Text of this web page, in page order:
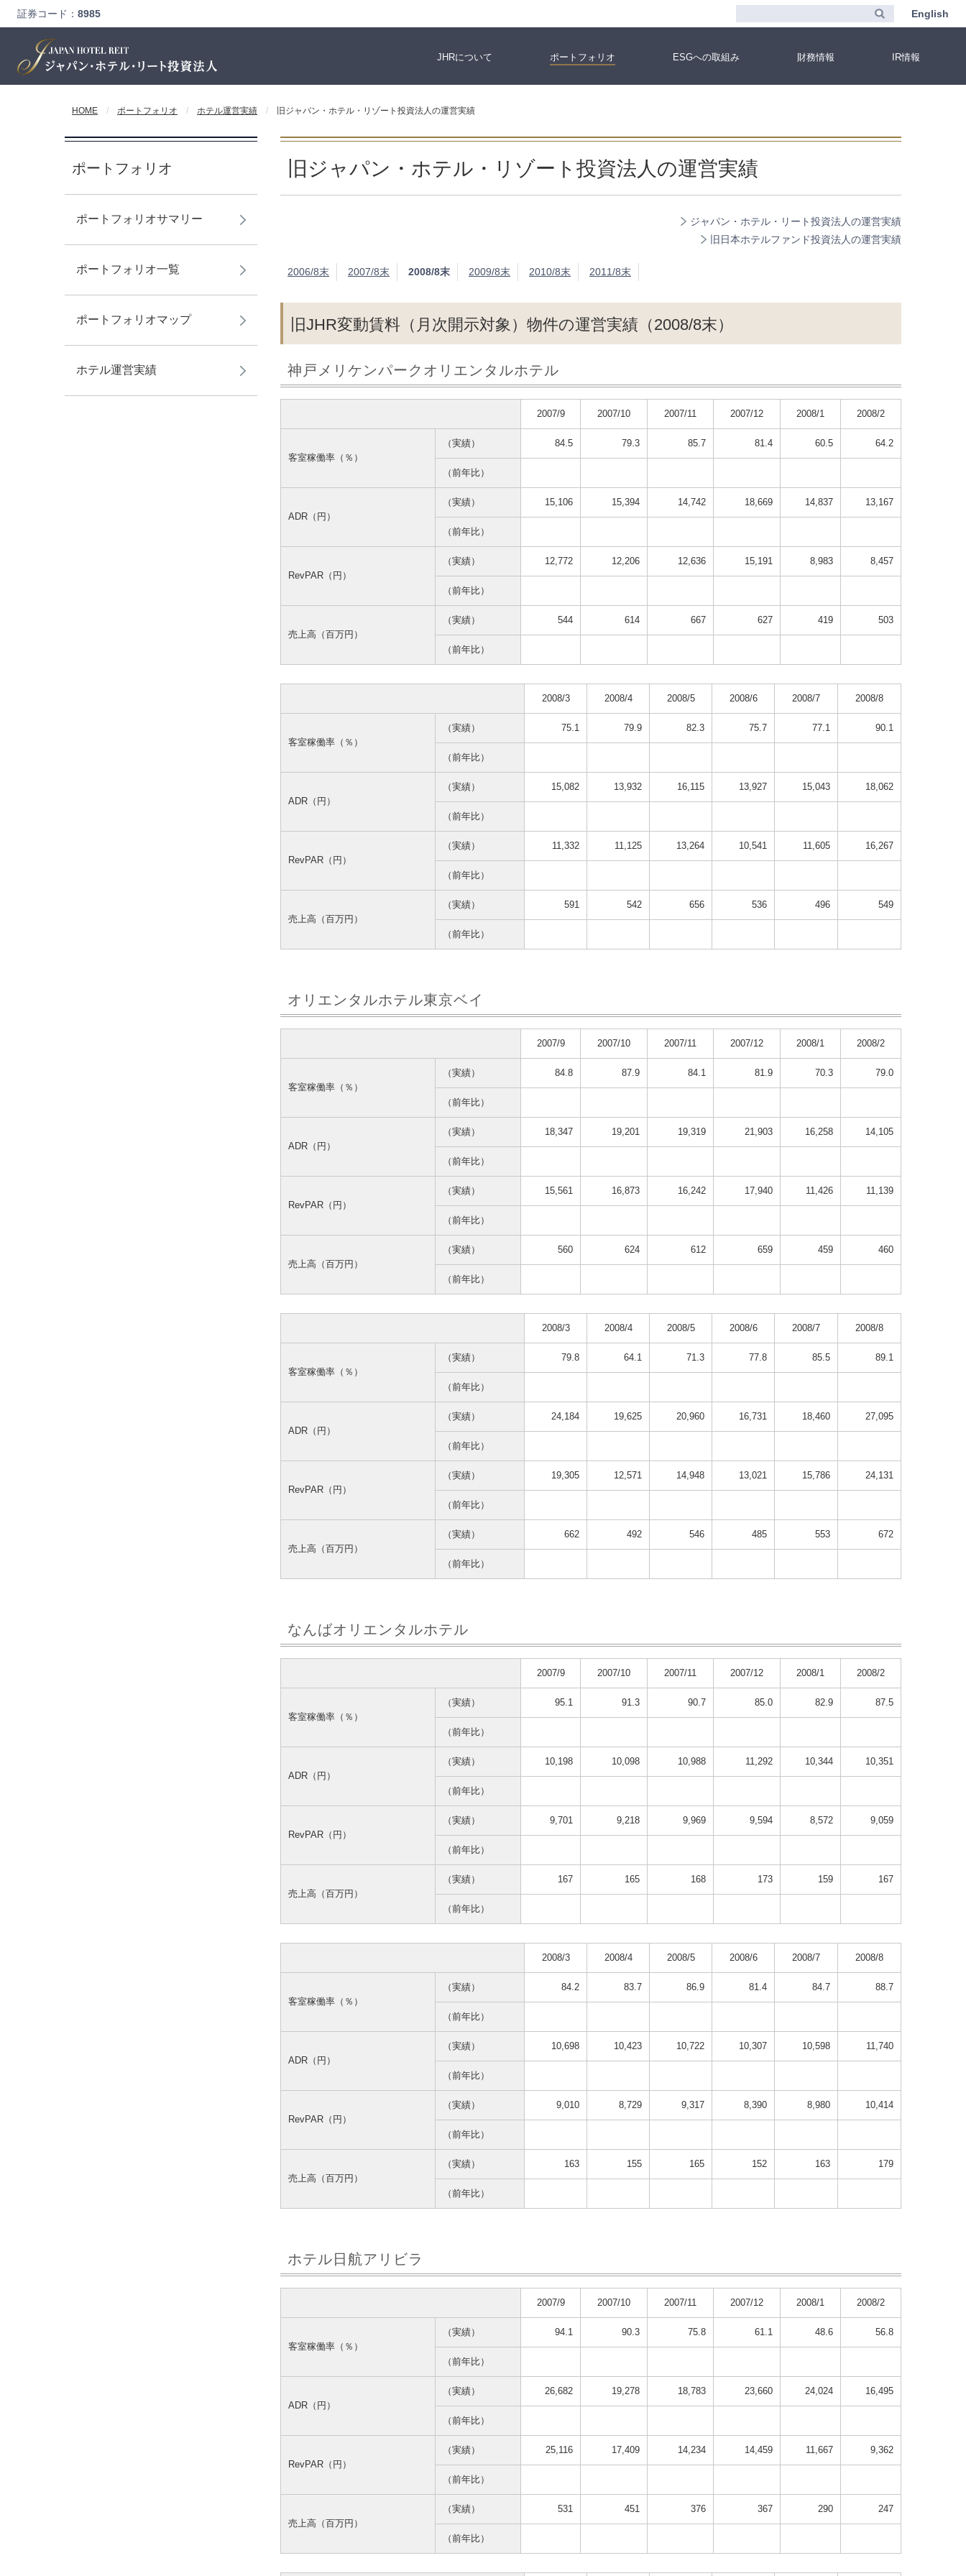
JHRについて ポートフォリオ ESGへの取組み 財務情報 IR情報
証券コード： 8985 English
HOME ポートフォリオ ホテル運営実績 旧ジャパン・ホテル・リゾート投資法人の運営実績
旧ジャパン・ホテル・リゾート投資法人の運営実績
ジャパン・ホテル・リート投資法人の運営実績
旧日本ホテルファンド投資法人の運営実績
2006/8末 2007/8末 2008/8末 2009/8末 2010/8末 2011/8末
旧JHR変動賃料（月次開示対象）物件の運営実績（2008/8末）
神戸メリケンパークオリエンタルホテル
2007/9 2007/10 2007/11 2007/12 2008/1 2008/2
客室稼働率（％）
（実績） 84.5 79.3 85.7 81.4 60.5 64.2
（前年比）
ADR（円）
（実績） 15,106 15,394 14,742 18,669 14,837 13,167
（前年比）
RevPAR（円）
（実績） 12,772 12,206 12,636 15,191 8,983 8,457
（前年比）
売上高（百万円）
（実績） 544 614 667 627 419 503
（前年比）
2008/3 2008/4 2008/5 2008/6 2008/7 2008/8
客室稼働率（％）
（実績） 75.1 79.9 82.3 75.7 77.1 90.1
（前年比）
ADR（円）
（実績） 15,082 13,932 16,115 13,927 15,043 18,062
（前年比）
RevPAR（円）
（実績） 11,332 11,125 13,264 10,541 11,605 16,267
（前年比）
売上高（百万円）
（実績） 591 542 656 536 496 549
（前年比）
オリエンタルホテル東京ベイ
2007/9 2007/10 2007/11 2007/12 2008/1 2008/2
客室稼働率（％）
（実績） 84.8 87.9 84.1 81.9 70.3 79.0
（前年比）
ADR（円）
（実績） 18,347 19,201 19,319 21,903 16,258 14,105
（前年比）
RevPAR（円）
（実績） 15,561 16,873 16,242 17,940 11,426 11,139
（前年比）
売上高（百万円）
（実績） 560 624 612 659 459 460
（前年比）
2008/3 2008/4 2008/5 2008/6 2008/7 2008/8
客室稼働率（％）
（実績） 79.8 64.1 71.3 77.8 85.5 89.1
（前年比）
ADR（円）
（実績） 24,184 19,625 20,960 16,731 18,460 27,095
（前年比）
RevPAR（円）
（実績） 19,305 12,571 14,948 13,021 15,786 24,131
（前年比）
売上高（百万円）
（実績） 662 492 546 485 553 672
（前年比）
なんばオリエンタルホテル
2007/9 2007/10 2007/11 2007/12 2008/1 2008/2
客室稼働率（％）
（実績） 95.1 91.3 90.7 85.0 82.9 87.5
（前年比）
ADR（円）
（実績） 10,198 10,098 10,988 11,292 10,344 10,351
（前年比）
RevPAR（円）
（実績） 9,701 9,218 9,969 9,594 8,572 9,059
（前年比）
売上高（百万円）
（実績） 167 165 168 173 159 167
（前年比）
2008/3 2008/4 2008/5 2008/6 2008/7 2008/8
客室稼働率（％）
（実績） 84.2 83.7 86.9 81.4 84.7 88.7
（前年比）
ADR（円）
（実績） 10,698 10,423 10,722 10,307 10,598 11,740
（前年比）
RevPAR（円）
（実績） 9,010 8,729 9,317 8,390 8,980 10,414
（前年比）
売上高（百万円）
（実績） 163 155 165 152 163 179
（前年比）
ホテル日航アリビラ
2007/9 2007/10 2007/11 2007/12 2008/1 2008/2
客室稼働率（％）
（実績） 94.1 90.3 75.8 61.1 48.6 56.8
（前年比）
ADR（円）
（実績） 26,682 19,278 18,783 23,660 24,024 16,495
（前年比）
RevPAR（円）
（実績） 25,116 17,409 14,234 14,459 11,667 9,362
（前年比）
売上高（百万円）
（実績） 531 451 376 367 290 247
（前年比）
ポートフォリオ
ポートフォリオサマリー
ポートフォリオ一覧
ポートフォリオマップ
ホテル運営実績